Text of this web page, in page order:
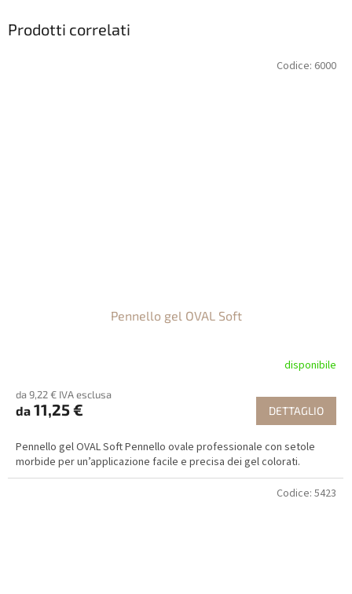
Prodotti correlati
Pennello gel OVAL Soft
disponibile
da 9,22 € IVA esclusa
da 11,25 € DETTAGLIO
Pennello gel OVAL Soft Pennello ovale professionale con setole
morbide per un’applicazione facile e precisa dei gel colorati.
Codice: 6000
Codice: 5423